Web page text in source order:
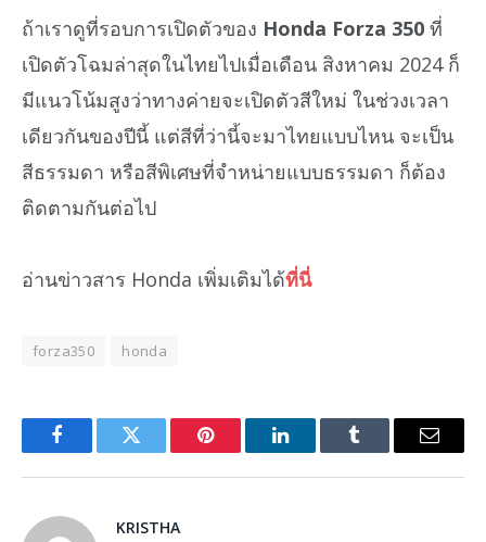
ถ้าเราดูที่รอบการเปิดตัวของ Honda Forza 350 ที่
เปิดตัวโฉมล่าสุดในไทยไปเมื่อเดือน สิงหาคม 2024 ก็
มีแนวโน้มสูงว่าทางค่ายจะเปิดตัวสีใหม่ ในช่วงเวลา
เดียวกันของปีนี้ แต่สีที่ว่านี้จะมาไทยแบบไหน จะเป็น
สีธรรมดา หรือสีพิเศษที่จำหน่ายแบบธรรมดา ก็ต้อง
ติดตามกันต่อไป
อ่านข่าวสาร Honda เพิ่มเติมได้ที่นี่
forza350 honda
FacebookTwitter Pinterest LinkedInTumblr Email
KRISTHA